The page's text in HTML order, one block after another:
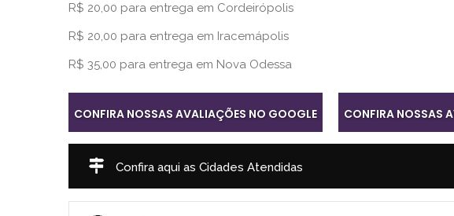
R$ 20,00 para entrega em Cordeirópolis
R$ 20,00 para entrega em Iracemápolis
R$ 35,00 para entrega em Nova Odessa
CONFIRA NOSSAS AVALIAÇÕES NO GOOGLE CONFIRA NOSSAS
Confira aqui as Cidades Atendidas